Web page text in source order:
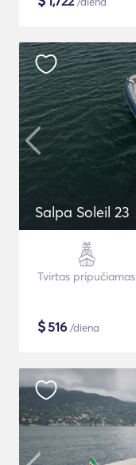
Salpa Soleil 23
Tvirtas pripučiamas
$516 /diena